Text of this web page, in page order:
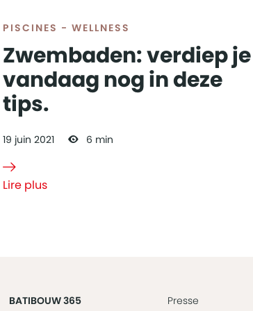
PISCINES - WELLNESS
Zwembaden: verdiep je
vandaag nog in deze
tips.
19 juin 2021 6 min
Lire plus
BATIBOUW 365 Presse